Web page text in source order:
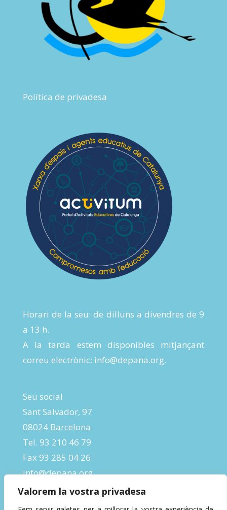
Valorem la vostra privadesa
Política de privadesa
Horari de la seu: de dilluns a divendres de 9
a 13 h.
A la tarda estem disponibles mitjançant
correu electrònic: info@depana.org.
Seu social
Sant Salvador, 97
08024 Barcelona
Tel. 93 210 46 79
Fax 93 285 04 26
info@depana.org